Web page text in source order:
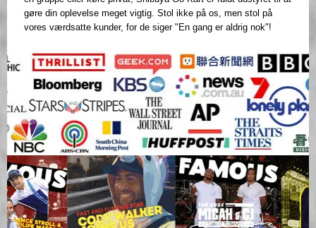
gøre din oplevelse meget vigtig. Stol ikke på os, men stol på
vores værdsatte kunder, for de siger "En gang er aldrig nok"!